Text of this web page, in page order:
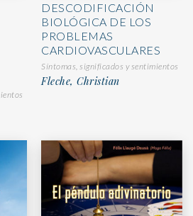
DESCODIFICACIÓN
BIOLÓGICA DE LOS
PROBLEMAS
CARDIOVASCULARES
Síntomas, significados y sentimientos
Fleche, Christian